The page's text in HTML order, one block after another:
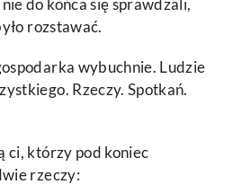
do końca się sprawdzali,
rozstawać.
wybuchnie. Ludzie
Rzeczy. Spotkań.
ci, którzy pod koniec
rzeczy: